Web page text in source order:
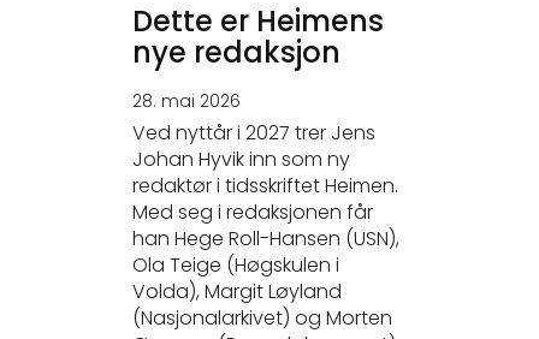
Dette er Heimens
nye redaksjon
28. mai 2026
Ved nyttår i 2027 trer Jens
Johan Hyvik inn som ny
redaktør i tidsskriftet Heimen.
Med seg i redaksjonen får
han Hege Roll-Hansen (USN),
Ola Teige (Høgskulen i
Volda), Margit Løyland
(Nasjonalarkivet) og Morten